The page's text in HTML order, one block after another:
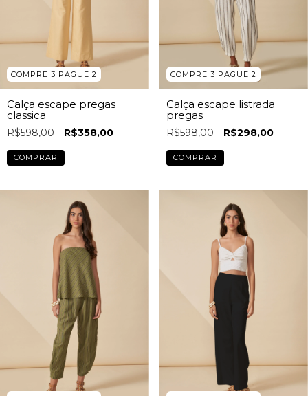
COMPRE 3 PAGUE 2
Calça escape pregas
classica
R$598,00 R$358,00
COMPRAR
COMPRE 3 PAGUE 2
Calça escape listrada
pregas
R$598,00 R$298,00
COMPRAR